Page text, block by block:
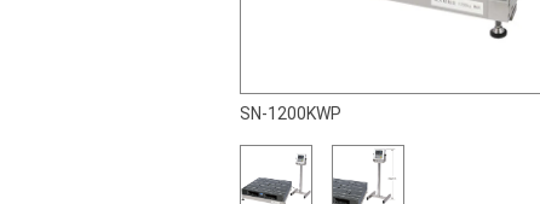
SN-1200KWP